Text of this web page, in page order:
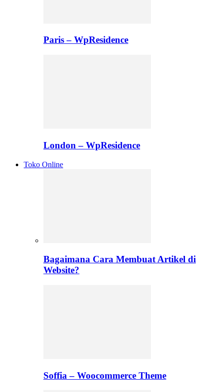
Paris – WpResidence
London – WpResidence
Toko Online
Bagaimana Cara Membuat Artikel di
Website?
Soffia – Woocommerce Theme